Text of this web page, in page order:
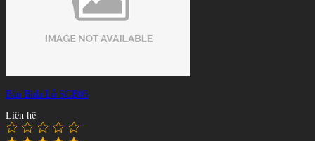
Bàn Bida Lỗ SGB06
Liên hệ